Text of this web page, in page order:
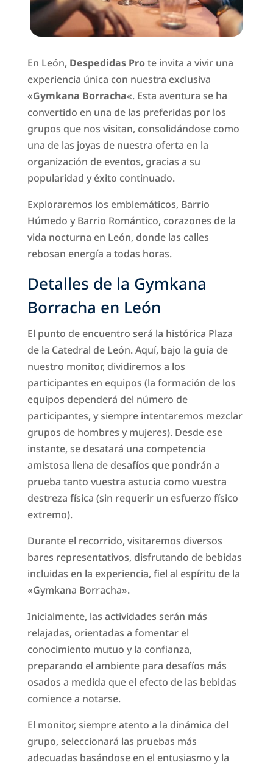
En León, Despedidas Prote invita a vivir una
experiencia única con nuestra exclusiva
«Gymkana Borracha«. Esta aventura se ha
convertido en una de las preferidas por los
grupos que nos visitan, consolidándose como
una de las joyas de nuestra oferta en la
organización de eventos, gracias a su
popularidad y éxito continuado.
Exploraremos los emblemáticos, Barrio
Húmedo y Barrio Romántico, corazones de la
vida nocturna en León, donde las calles
rebosan energía a todas horas.
Detalles de la Gymkana
Borracha en León
El punto de encuentro será la histórica Plaza
de la Catedral de León. Aquí, bajo la guía de
nuestro monitor, dividiremos a los
participantes en equipos (la formación de los
equipos dependerá del número de
participantes, y siempre intentaremos mezclar
grupos de hombres y mujeres). Desde ese
instante, se desatará una competencia
amistosa llena de desafíos que pondrán a
prueba tanto vuestra astucia como vuestra
destreza física (sin requerir un esfuerzo físico
extremo).
Durante el recorrido, visitaremos diversos
bares representativos, disfrutando de bebidas
incluidas en la experiencia, fiel al espíritu de la
«Gymkana Borracha».
Inicialmente, las actividades serán más
relajadas, orientadas a fomentar el
conocimiento mutuo y la confianza,
preparando el ambiente para desafíos más
osados a medida que el efecto de las bebidas
comience a notarse.
El monitor, siempre atento a la dinámica del
grupo, seleccionará las pruebas más
adecuadas basándose en el entusiasmo y la